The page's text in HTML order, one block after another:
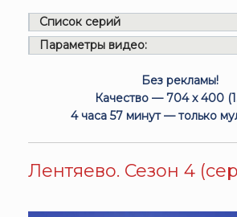
Список серий
Параметры видео:
Без рекламы!
Качество — 704 x 400
4 часа 57 минут — только
Лентяево. Сезон 4